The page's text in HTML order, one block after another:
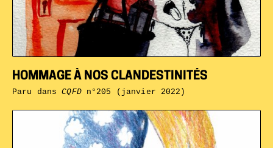
HOMMAGE À NOS CLANDESTINITÉS
Paru dansCQFDn°205 (janvier 2022)